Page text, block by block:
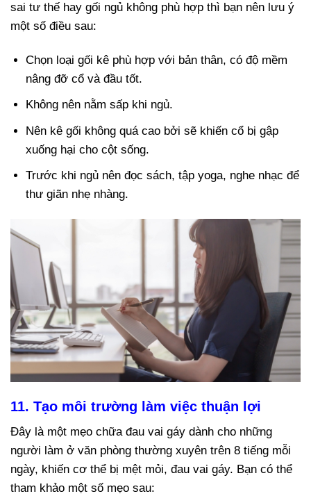
sai tư thế hay gối ngủ không phù hợp thì bạn nên lưu ý
một số điều sau:
Chọn loại gối kê phù hợp với bản thân, có độ mềm
nâng đỡ cổ và đầu tốt.
Không nên nằm sấp khi ngủ.
Nên kê gối không quá cao bởi sẽ khiến cổ bị gập
xuống hại cho cột sống.
Trước khi ngủ nên đọc sách, tập yoga, nghe nhạc để
thư giãn nhẹ nhàng.
11. Tạo môi trường làm việc thuận lợi
Đây là một mẹo chữa đau vai gáy dành cho những
người làm ở văn phòng thường xuyên trên 8 tiếng mỗi
ngày, khiến cơ thể bị mệt mỏi, đau vai gáy. Bạn có thể
tham khảo một số mẹo sau: